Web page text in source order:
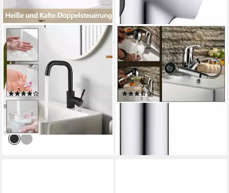
ZMH
Waschtischarmatur
Wasserhahn Bad Ausziehbar
brause Mischbatterie
Schwarz/Nickel
35,63 € 79,98 €
-55%
lieferbar - in 2-3 Werktagen bei dir
WENKO
Waschbeckenbrause Ersatz-
Geschirrbrause Watersaving
wassersparender Perlstrahl
und kräftiger Brausestrahl
(3)
17,99 €